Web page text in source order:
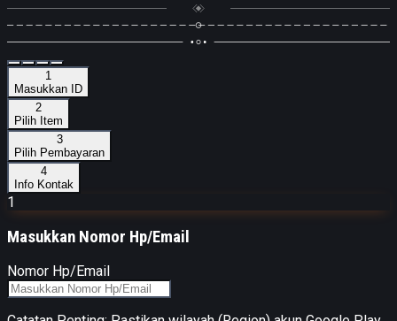
1
Masukkan ID
2
Pilih Item
3
Pilih Pembayaran
4
Info Kontak
1
Masukkan Nomor Hp/Email
Nomor Hp/Email